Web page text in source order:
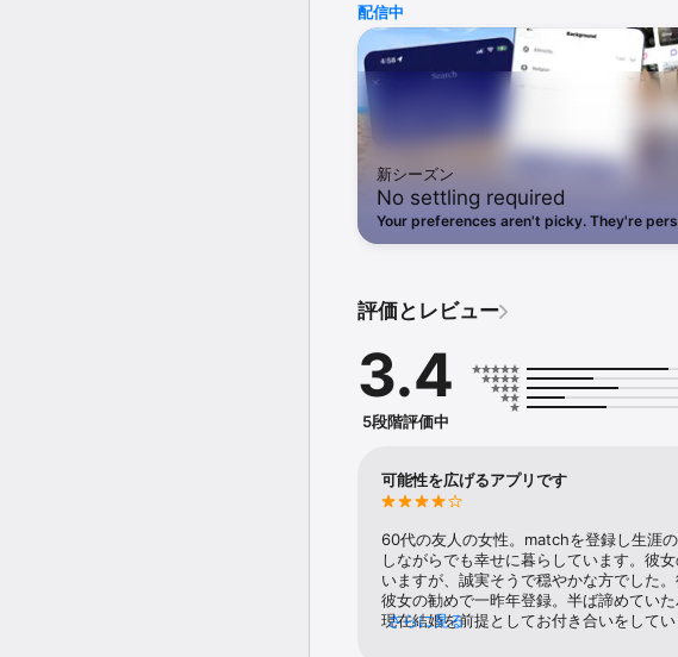
■プロフィールに40以上の質問項目があるの
可能
■あなた個性を最大限に引き出せて、お相手
■テレビ電話機能で実際に会えない中でも自
■運営実績20年以上の研究・改善を続けた独
手をレコメンド
■2002年から日本でサービス開始、婚活マッ
【Match（マッチドットコム）がおすすめな人
-------------------------------婚 活中の独
■マジメな出会いを求めている
■婚活パーティーやお見合い以外での出会いを
■外見だけでなく中身も重視して恋愛したい
■婚活をしたいけど、なにから始めて良いの
---------------------------------出会いの
■彼氏・彼女が欲しいけれど職場など身の回
■セキュリティが安全安心なマッチングアプ
■シンママやシンパパなど子持ちの方の再婚
■離婚歴などを最初から相手に公表した上で
【Match（マッチドットコム）の使い方】
配信中
新シーズン
No settling required
Your preferences aren't picky. They're
評価とレビュー
3.4
5段階評価中
可能性を広げるアプリです
60代の友人の女性。matchを登録し生涯
しながらでも幸せに暮らしています。彼
いますが、誠実そうで穏やかな方でした
彼女の勧めで一昨年登録。半ば諦めてい
現在結婚を前提としてお付き合いをして
さらに見る